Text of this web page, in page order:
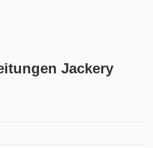
Jackery